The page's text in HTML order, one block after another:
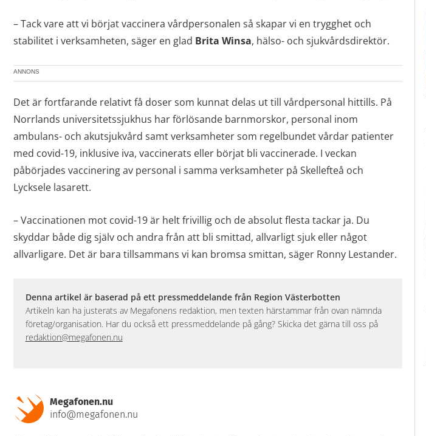
– Tack vare att vi börjat vaccinera vårdpersonalen så skapar vi en trygghet och
stabilitet i verksamheten, säger en glad Brita Winsa, hälso- och sjukvårdsdirektör.
ANNONS
Det är fortfarande relativt få doser som kunnat delas ut till vårdpersonal hittills. På
Norrlands universitetssjukhus har förlösande barnmorskor, personal inom
ambulans- och akutsjukvård samt verksamheter som regelbundet vårdar patienter
med covid-19, inklusive iva, vaccinerats eller börjat bli vaccinerade. I veckan
påbörjades vaccinering av personal i samma verksamheter på Skellefteå och
Lycksele lasarett.
– Vaccinationen mot covid-19 är helt frivillig och de absolut flesta tackar ja. Du
skyddar både dig själv och andra från att bli smittad, allvarligt sjuk eller något
allvarligare. Det är bara tillsammans vi kan bromsa smittan, säger Ronny Lestander.
Denna artikel är baserad på ett pressmeddelande från Region Västerbotten
Artikeln kan ha justerats av Megafonens redaktion, men texten härstammar från ovan nämnda
företag/organisation. Har du också ett pressmeddelande på gång? Skicka det gärna till oss på
redaktion@megafonen.nu
Megafonen.nu
info@megafonen.nu